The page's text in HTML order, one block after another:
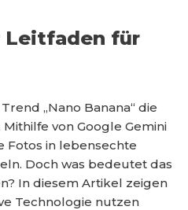
Leitfaden für
„Nano Banana“ die
von Google Gemini
Fotos in lebensechte
Doch was bedeutet das
In diesem Artikel zeigen
Technologie nutzen